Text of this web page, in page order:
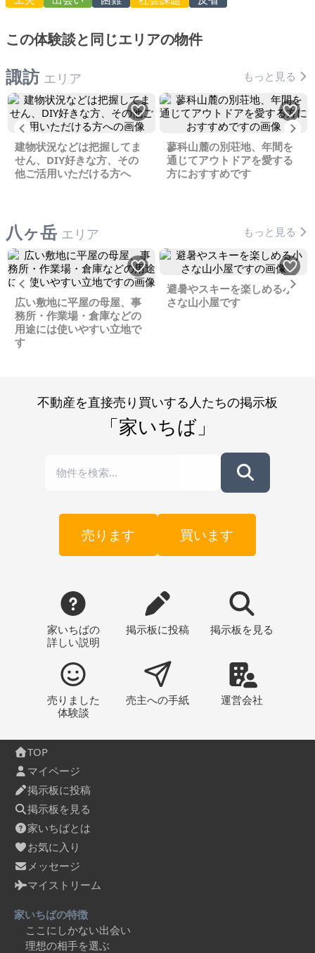
この体験談と同じエリアの物件
諏訪 エリア もっと見る
Previous
建物状況などは把握してま
せん、DIY好きな方、その
他ご活用いただける方へ
蓼科山麓の別荘地、年間を
通じてアウトドアを愛する
方におすすめです
八ヶ岳 エリア もっと見る
Previous
広い敷地に平屋の母屋、事
務所・作業場・倉庫などの
用途には使いやすい立地で
す
避暑やスキーを楽しめる小
さな山小屋です
不動産を直接売り買いする人たちの掲示板
「家いちば」
売ります 買います
家いちばの
詳しい説明
掲示板に投稿 掲示板 を見る
売りました
体験談
売主への手紙 運営会社
TOP
マイページ
掲示板に投稿
掲示板を見る
家いちばとは
お気に入り
メッセージ
マイストリーム
家いちばの特徴
ここにしかない出会い
理想の相手を選ぶ